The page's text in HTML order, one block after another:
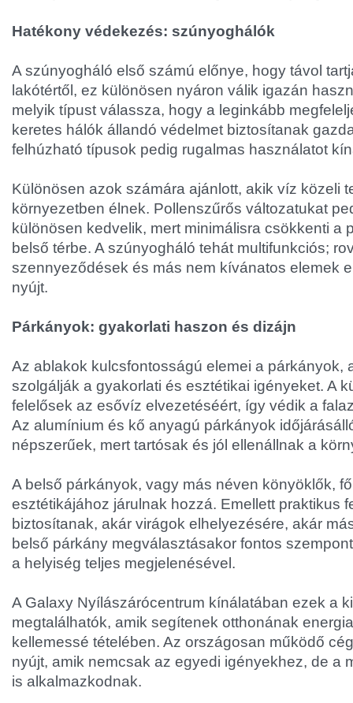
Hatékony védekezés: szúnyoghálók
A szúnyogháló első számú előnye, hogy távol
lakótértől, ez különösen nyáron válik igazán
melyik típust válassza, hogy a leginkább
keretes hálók állandó védelmet biztosítanak
felhúzható típusok pedig rugalmas használatot
Különösen azok számára ajánlott, akik víz közeli
környezetben élnek. Pollenszűrős változatukat
különösen kedvelik, mert minimálisra csökkenti a
belső térbe. A szúnyogháló tehát multifunkciós;
szennyeződések és más nem kívánatos elemek
nyújt.
Párkányok: gyakorlati haszon és dizájn
Az ablakok kulcsfontosságú elemei a párkányok,
szolgálják a gyakorlati és esztétikai igényeket. A
felelősek az esővíz elvezetéséért, így védik a
Az alumínium és kő anyagú párkányok
népszerűek, mert tartósak és jól ellenállnak a
A belső párkányok, vagy más néven könyöklők,
esztétikájához járulnak hozzá. Emellett praktikus
biztosítanak, akár virágok elhelyezésére, akár
belső párkány megválasztásakor fontos
a helyiség teljes megjelenésével.
A Galaxy Nyílászárócentrum kínálatában ezek a
megtalálhatók, amik segítenek otthonának
kellemessé tételében. Az országosan működő
nyújt, amik nemcsak az egyedi igényekhez, de a
is alkalmazkodnak.